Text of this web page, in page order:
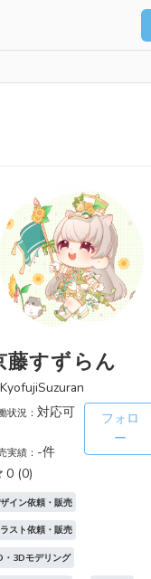
藤すずらん
状況： 対応可
実績： -件
0 (0)
フォロ
ー
イン依頼・販売
スト依頼・販売
・3Dモデリング